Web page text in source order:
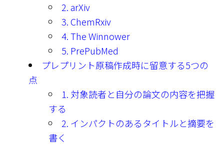
2. arXiv
3. ChemRxiv
4. The Winnower
5. PrePubMed
プレプリント原稿作成時に留意する5つの
点
1. 対象読者と自分の論文の内容を把握
する
2. インパクトのあるタイトルと摘要を
書く